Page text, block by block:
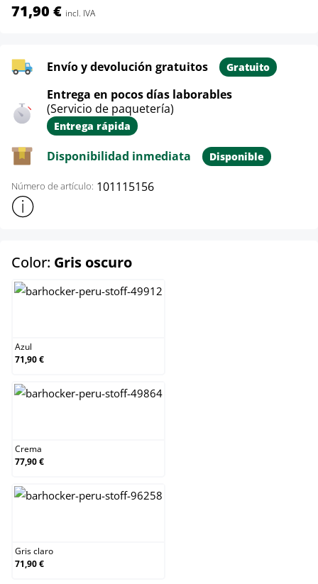
71,90 € incl. IVA
Envío y devolución gratuitos Gratuito
Entrega en pocos días laborables
(Servicio de paquetería)
Entrega rápida
Disponibilidad inmediata Disponible
Número de artículo: 101115156
Mostrar más información sobre el producto
Color: Gris oscuroselect
Azul
71,90 €
Crema
77,90 €
Gris claro
71,90 €